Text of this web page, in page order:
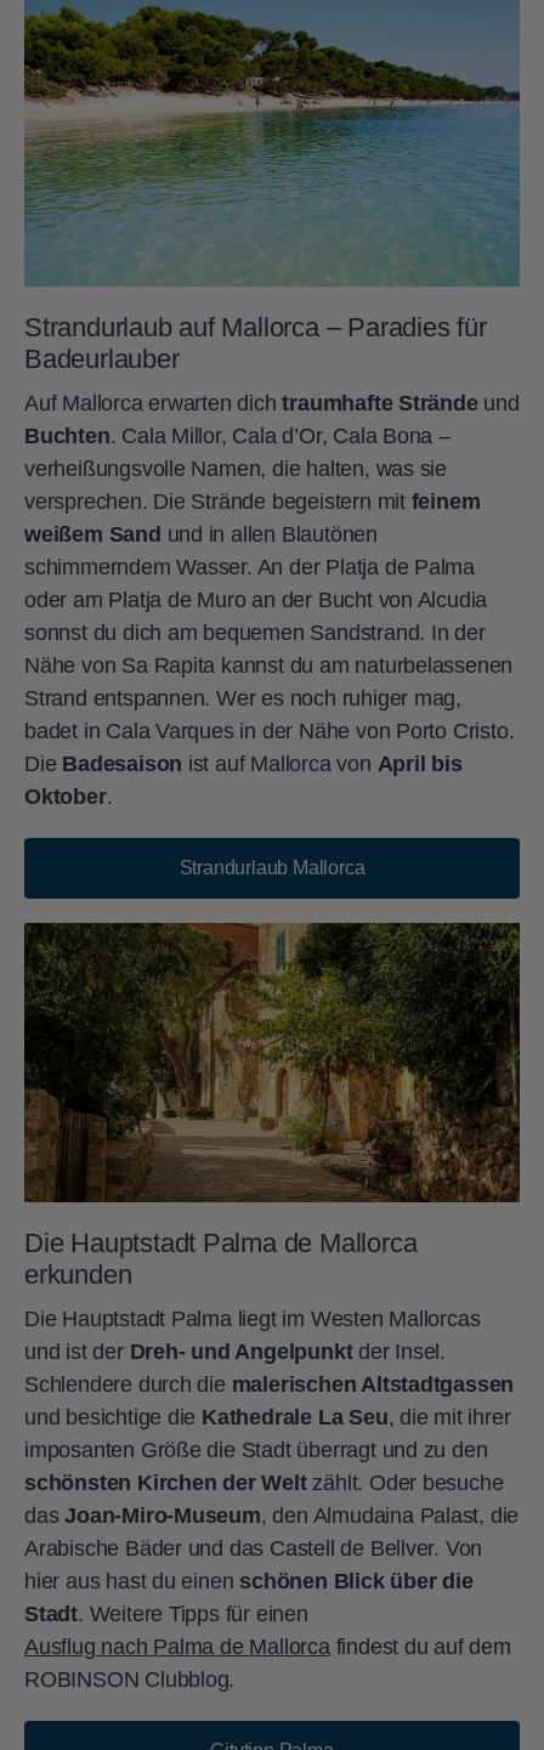
Strandurlaub auf Mallorca – Paradies für
Badeurlauber
Auf Mallorca erwarten dichtraumhafte Strändeund
Buchten. Cala Millor, Cala d’Or, Cala Bona –
verheißungsvolle Namen, die halten, was sie
versprechen. Die Strände begeistern mit feinem
weißem Sand und in allen Blautönen
schimmerndem Wasser. An der Platja de Palma
oder am Platja de Muro an der Bucht von Alcudia
sonnst du dich am bequemen Sandstrand. In der
Nähe von Sa Rapita kannst du am naturbelassenen
Strand entspannen. Wer es noch ruhiger mag,
badet in Cala Varques in der Nähe von Porto Cristo.
Die Badesaison ist auf Mallorca von April bis
Oktober.
Strandurlaub Mallorca
Die Hauptstadt Palma de Mallorca
erkunden
Die Hauptstadt Palma liegt im Westen Mallorcas
und ist der Dreh- und Angelpunktder Insel.
Schlendere durch die malerischen Altstadtgassen
und besichtige die Kathedrale La Seu, die mit ihrer
imposanten Größe die Stadt überragt und zu den
schönsten Kirchen der Weltzählt. Oder besuche
dasJoan-Miro-Museum, den Almudaina Palast, die
Arabische Bäder und das Castell de Bellver. Von
hier aus hast du einen schönen Blick über die
Stadt. Weitere Tipps für einen
Ausflug nach Palma de Mallorca findest du auf dem
ROBINSON Clubblog.